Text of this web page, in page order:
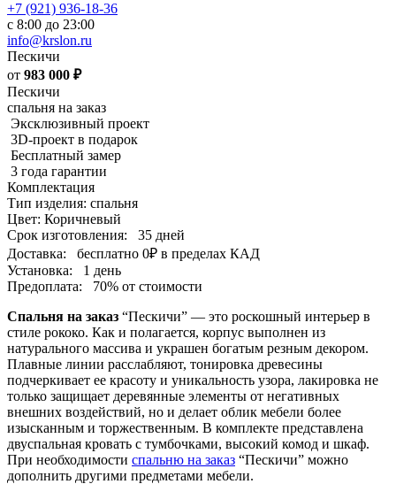
+7 (921) 936-18-36
с 8:00 до 23:00
info@krslon.ru
Пескичи
от 983 000 ₽
Пескичи
спальня на заказ
Эксклюзивный проект
3D-проект в подарок
Бесплатный замер
3 года гарантии
Комплектация
Тип изделия: спальня
Цвет: Коричневый
Срок изготовления:
35 дней
Доставка:
бесплатно 0₽ в пределах КАД
Установка:
1 день
Предоплата:
70% от стоимости
Спальня на заказ “Пескичи” — это роскошный интерьер в
стиле рококо. Как и полагается, корпус выполнен из
натурального массива и украшен богатым резным декором.
Плавные линии расслабляют, тонировка древесины
подчеркивает ее красоту и уникальность узора, лакировка не
только защищает деревянные элементы от негативных
внешних воздействий, но и делает облик мебели более
изысканным и торжественным. В комплекте представлена
двуспальная кровать с тумбочками, высокий комод и шкаф.
При необходимости спальню на заказ “Пескичи” можно
дополнить другими предметами мебели.